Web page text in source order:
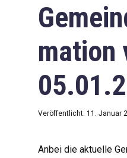
mation
Veröffentlicht: 11. Januar
Anbei die aktuelle